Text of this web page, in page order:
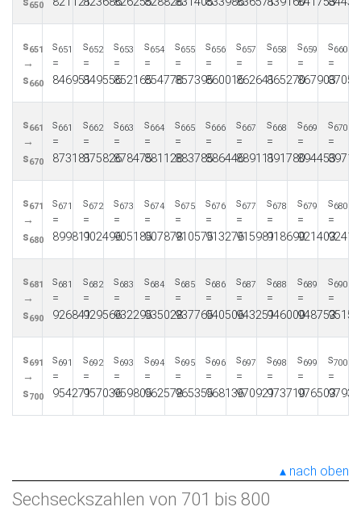
650
s651
→
s660
s651
=
846951
s652
=
849556
s653
=
852165
s654
=
854778
s655
=
857395
s656
=
860016
s657
=
862641
s658
=
865270
s659
=
867903
s660
=
s661
→
s670
s661
=
873181
s662
=
875826
s663
=
878475
s664
=
881128
s665
=
883785
s666
=
886446
s667
=
889111
s668
=
891780
s669
=
894453
s670
=
s671
→
s680
s671
=
899811
s672
=
902496
s673
=
905185
s674
=
907878
s675
=
910575
s676
=
913276
s677
=
915981
s678
=
918690
s679
=
921403
s680
=
s681
→
s690
s681
=
926841
s682
=
929566
s683
=
932295
s684
=
935028
s685
=
937765
s686
=
940506
s687
=
943251
s688
=
946000
s689
=
948753
s690
=
s691
→
s700
s691
=
954271
s692
=
957036
s693
=
959805
s694
=
962578
s695
=
965355
s696
=
968136
s697
=
970921
s698
=
973710
s699
=
976503
s700
=
nach oben
Sechseckszahlen von 701 bis 800